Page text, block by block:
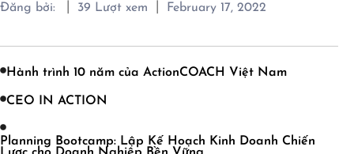
Đăng bởi: 39 Lượt xem February 17, 2022
Hành trình 10 năm của ActionCOACH Việt Nam
CEO IN ACTION
Planning Bootcamp: Lập Kế Hoạch Kinh Doanh Chiến